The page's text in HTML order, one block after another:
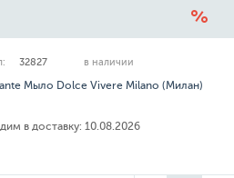
32827 в наличии
Мыло Dolce Vivere Milano (Милан)
в доставку: 10.08.2026